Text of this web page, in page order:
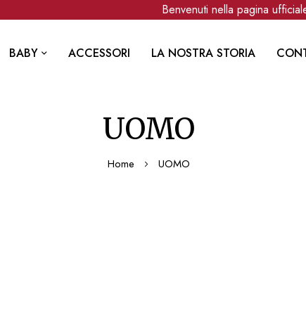
Benvenuti nella pagina ufficiale
BABY ACCESSORI LA NOSTRA STORIA
UOMO
Home UOMO